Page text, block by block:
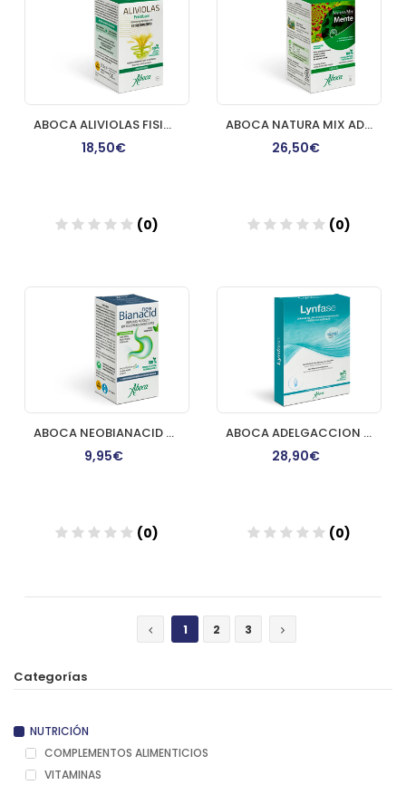
ABOCA ALIVIOLAS FISIOLAX 90 COMP
18,50€
(0)
Añadir
ABOCA NATURA MIX ADVANCED MENTE 50 CAPSULAS
26,50€
(0)
Añadir
ABOCA NEOBIANACID ACIDEZ Y REFLUJO FRASCO 14 COMP
9,95€
(0)
ABOCA ADELGACCION LYNFASE FLUIDO 12 FRASCOS
28,90€
(0)
1
2 3
Categorías
NUTRICIÓN
COMPLEMENTOS ALIMENTICIOS
VITAMINAS